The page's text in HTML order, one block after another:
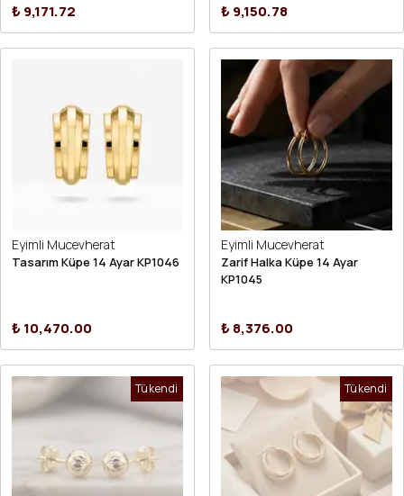
₺ 9,171.72 ₺ 9,150.78
Eyimli Mucevherat
Tasarım Küpe 14 Ayar KP1046
₺ 10,470.00
Eyimli Mucevherat
Zarif Halka Küpe 14 Ayar
KP1045
₺ 8,376.00
Tükendi Tükendi